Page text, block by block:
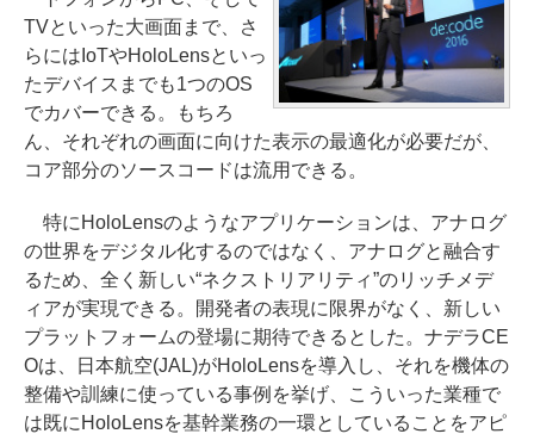
TVといった大画面まで、さ
らにはIoTやHoloLensといっ
たデバイスまでも1つのOS
でカバーできる。もちろ
ん、それぞれの画面に向けた表示の最適化が必要だが、
コア部分のソースコードは流用できる。
特にHoloLensのようなアプリケーションは、アナログ
の世界をデジタル化するのではなく、アナログと融合す
るため、全く新しい“ネクストリアリティ”のリッチメデ
ィアが実現できる。開発者の表現に限界がなく、新しい
プラットフォームの登場に期待できるとした。ナデラCE
Oは、日本航空(JAL)がHoloLensを導入し、それを機体の
整備や訓練に使っている事例を挙げ、こういった業種で
は既にHoloLensを基幹業務の一環としていることをアピ